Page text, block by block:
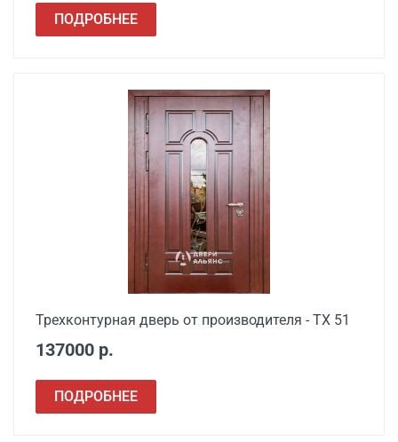
ПОДРОБНЕЕ
Трехконтурная дверь от производителя - ТХ 51
137000 р.
ПОДРОБНЕЕ